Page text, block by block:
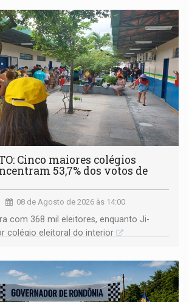
Cinco maiores colégios
53,7% dos votos de
08 de Agosto de 2026 às 14:00
com 368 mil eleitores, enquanto Ji-
colégio eleitoral do interior